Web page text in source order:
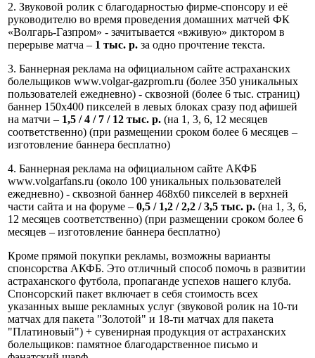
2. Звуковой ролик с благодарностью фирме-спонсору и её
руководителю во время проведения домашних матчей ФК
«Волгарь-Газпром» - зачитывается «вживую» диктором в
перерыве матча – 1 тыс. р. за одно прочтение текста.
3. Баннерная реклама на официальном сайте астраханских
болельщиков www.volgar-gazprom.ru (более 350 уникальных
пользователей ежедневно) - сквозной (более 6 тыс. страниц)
баннер 150x400 пикселей в левых блоках сразу под афишей
на матчи – 1,5 / 4 / 7 / 12 тыс. р. (на 1, 3, 6, 12 месяцев
соответственно) (при размещении сроком более 6 месяцев –
изготовление баннера бесплатно)
4. Баннерная реклама на официальном сайте АКФБ
www.volgarfans.ru (около 100 уникальных пользователей
ежедневно) - сквозной баннер 468x60 пикселей в верхней
части сайта и на форуме – 0,5 / 1,2 / 2,2 / 3,5 тыс. р. (на 1, 3, 6,
12 месяцев соответственно) (при размещении сроком более 6
месяцев – изготовление баннера бесплатно)
Кроме прямой покупки рекламы, возможны варианты
спонсорства АКФБ. Это отличный способ помочь в развитии
астраханского футбола, пропаганде успехов нашего клуба.
Спонсорский пакет включает в себя стоимость всех
указанных выше рекламных услуг (звуковой ролик на 10-ти
матчах для пакета "Золотой" и 18-ти матчах для пакета
"Платиновый") + сувенирная продукция от астраханских
болельщиков: памятное благодарственное письмо и